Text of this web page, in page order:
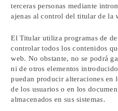
terceras personas mediante
ajenas al control del titular de la
El Titular utiliza programas de
controlar todos los contenidos
web. No obstante, no se podrá
ni de otros elementos
puedan producir alteraciones en
de los usuarios o en los
almacenados en sus sistemas.